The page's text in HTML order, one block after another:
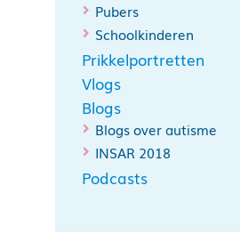
Pubers
Schoolkinderen
Prikkelportretten
Vlogs
Blogs
Blogs over autisme
INSAR 2018
Podcasts